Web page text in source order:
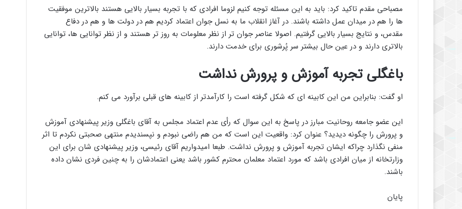
مصباحی مقدم تاکید کرد: باید به این مسئله توجه کنیم لزوما افرادی که با تجربه بسیار بالایی هستند بالاترین موفقیت
ها را هم در میدان عمل داشته باشند. در آغاز انقلاب ما به نسل جوان اعتماد کردیم هم در دولت ها و هم در دفاع
مقدس، و نتایج بسیار بالایی گرفتیم. اصولا عناصر جوان تر از نظر معلومات به روز تر هستند و از نظر توانایی ها، توانایی
بالاتری دارند و در عین حال بیشتر سر پُرشوری برای خدمت دارند.
باغگلی تجربه آموزش و پرورش نداشت
او گفت: بنابراین من این کابینه ای که شکل گرفته است را کارآمدتر از کابینه های قبلی برآورد ‌می کنم.
این عضو جامعه روحانیت مبارز در پاسخ به این سوال که رأی عدم اعتماد مجلس به آقای باغگلی وزیر پیشنهادی آموزش
و پرورش را چگونه دیدید؟ عنوان کرد: واقعیت این است که من هم راضی نبودم و نپسندیدم منتهی صحبتی نکردم تا اثر
منفی نگذارد چراکه ایشان تجربه آموزش و پرورش نداشت. طبعا امیدواریم آقای رئیسی، وزیر پیشنهادی شان برای این
وزارتخانه از میان افرادی باشد که مورد اعتماد معلمان محترم کشور باشد یعنی اعتمادشان را به چنین فردی نشان داده
باشند.
پایان